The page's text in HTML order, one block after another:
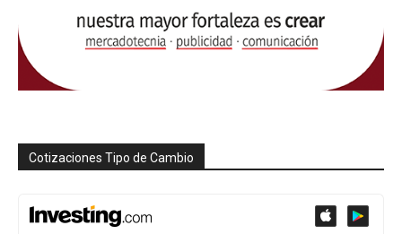
Cotizaciones Tipo de Cambio